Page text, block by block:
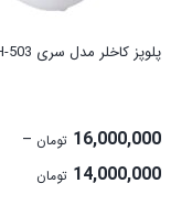
پلوپز کاخلر مدل سری KH-503
16,000,000 تومان –
14,000,000 تومان